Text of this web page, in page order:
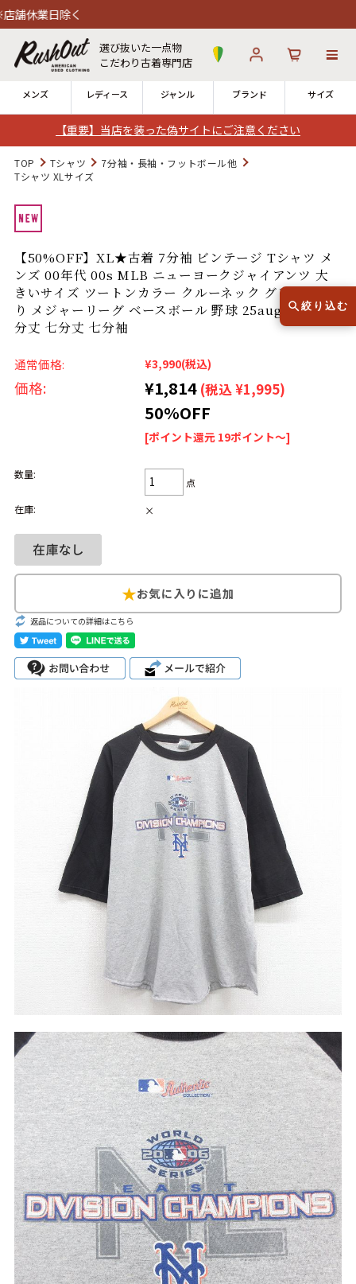
【重要】当店を装った偽サイトにご注意ください
除く
選び抜いた一点物
こだわり古着専門店
メンズ レディース ジャンル ブランド サイズ
ログイン
店舗一覧
発送について 12時までのご注文で当日出荷！
※対応不可：日祝、長期休暇、セール
Search by Hotword 今週のHOTワード（7/29〜8/4）
Search by Brand ブランドから探す
ラルフ ローレン
チャンピオン
パタゴニア
カーハート
アディダス ナイキ
カ行 サ行
ハ行 マ行 ラ行
Search by Item アイテムから探す
ジャケット スウェット セーター
長袖シャツ 半袖シャツ
パンツ レディース 子供服
雑貨/小物
Search by Particularこだわりから探す
Search by Sizeサイズから探す（メンズ）
ジャケット XS S M L XL
スウェット XS S M L XL
長袖シャツ XS S M L XL
TOP Tシャツ
7分袖・長袖・フットボール他
Tシャツ XLサイズ
【50%OFF】XL★古着 7分袖 ビンテージ Tシャツ メ
ンズ 00年代 00s MLB ニューヨークジャイアンツ 大
きいサイズ ツートンカラー クルーネック グレー 霜降
り メジャーリーグ ベースボール 野球 25aug22 中古 7
分丈 七分丈 七分袖
通常価格: ¥3,990(税込)
価格: ¥1,814 (税込 ¥1,995)
50%OFF
[ポイント還元 19ポイント～]
数量:
点
在庫:
×
返品についての詳細はこちら
絞り込む